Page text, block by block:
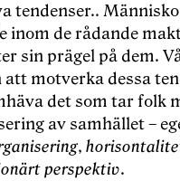
tendenser..
inom de rådande
sin prägel på dem.
motverka dessa
det som tar folk
av samhället –
,
perspektiv.